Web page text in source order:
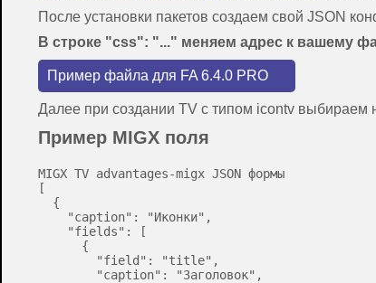
После установки пакетов создаем свой JSON
В строке "css": "..." меняем адрес к вашему
Пример файла для FA 6.4.0 PRO
Далее при создании TV с типом icontv
Пример MIGX поля
MIGX TV advantages-migx JSON формы
[
  {
    "caption": "Иконки",
    "fields": [
      {
        "field": "title",
        "caption": "Заголовок",